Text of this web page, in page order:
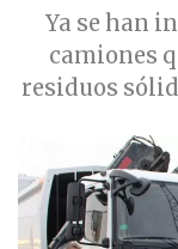
Ya se han
camiones
residuos